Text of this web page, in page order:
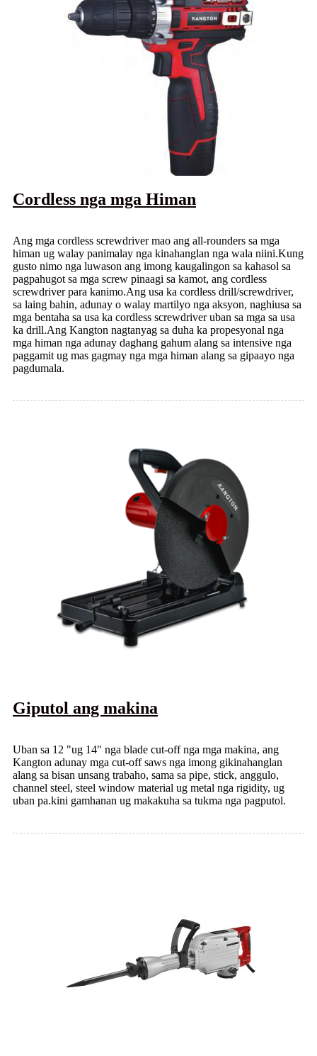
Cordless nga mga Himan
Ang mga cordless screwdriver mao ang all-rounders sa mga
himan ug walay panimalay nga kinahanglan nga wala niini.Kung
gusto nimo nga luwason ang imong kaugalingon sa kahasol sa
pagpahugot sa mga screw pinaagi sa kamot, ang cordless
screwdriver para kanimo.Ang usa ka cordless drill/screwdriver,
sa laing bahin, adunay o walay martilyo nga aksyon, naghiusa sa
mga bentaha sa usa ka cordless screwdriver uban sa mga sa usa
ka drill.Ang Kangton nagtanyag sa duha ka propesyonal nga
mga himan nga adunay daghang gahum alang sa intensive nga
paggamit ug mas gagmay nga mga himan alang sa gipaayo nga
pagdumala.
Giputol ang makina
Uban sa 12 "ug 14" nga blade cut-off nga mga makina, ang
Kangton adunay mga cut-off saws nga imong gikinahanglan
alang sa bisan unsang trabaho, sama sa pipe, stick, anggulo,
channel steel, steel window material ug metal nga rigidity, ug
uban pa.kini gamhanan ug makakuha sa tukma nga pagputol.